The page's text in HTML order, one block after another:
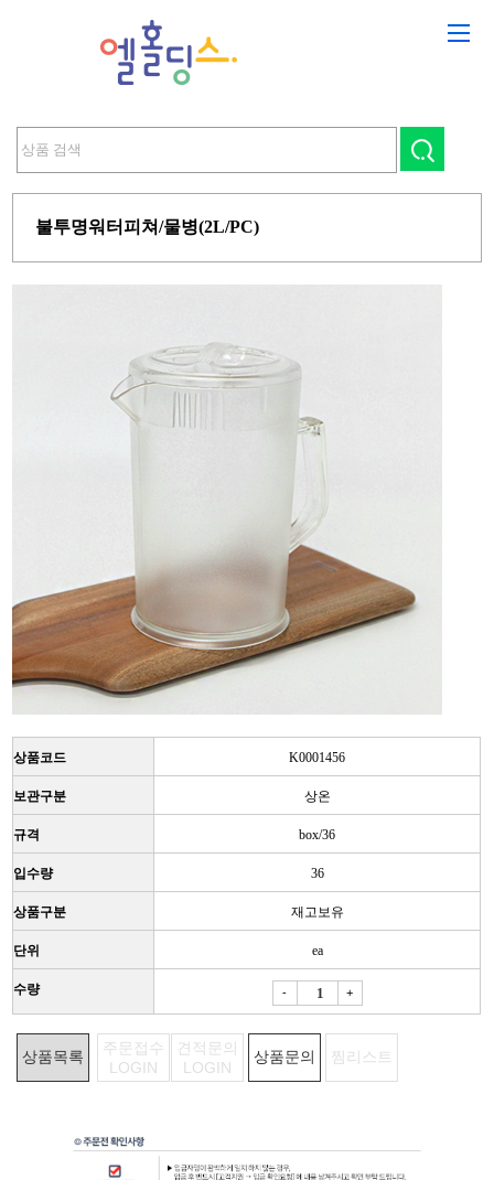
불투명워터피쳐/물병(2L/PC)
상품코드 K0001456
보관구분 상온
규격 box/36
입수량 36
상품구분 재고보유
단위 ea
수량 - +
상품목록
주문접수
LOGIN
견적문의
LOGIN
상품문의 찜리스트